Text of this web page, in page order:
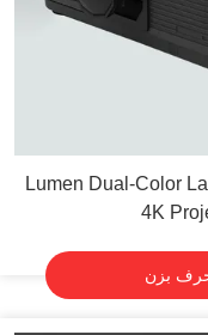
9000 Lumen Dual-Color
4K
حرف بزن